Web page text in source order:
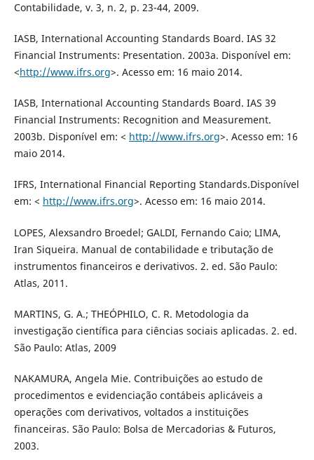
Contabilidade, v. 3, n. 2, p. 23-44, 2009.
IASB, International Accounting Standards Board. IAS 32
Financial Instruments: Presentation. 2003a. Disponível em:
<http://www.ifrs.org>. Acesso em: 16 maio 2014.
IASB, International Accounting Standards Board. IAS 39
Financial Instruments: Recognition and Measurement.
2003b. Disponível em: < http://www.ifrs.org>. Acesso em: 16
maio 2014.
IFRS, International Financial Reporting Standards.Disponível
em: < http://www.ifrs.org>. Acesso em: 16 maio 2014.
LOPES, Alexsandro Broedel; GALDI, Fernando Caio; LIMA,
Iran Siqueira. Manual de contabilidade e tributação de
instrumentos financeiros e derivativos. 2. ed. São Paulo:
Atlas, 2011.
MARTINS, G. A.; THEÓPHILO, C. R. Metodologia da
investigação científica para ciências sociais aplicadas. 2. ed.
São Paulo: Atlas, 2009
NAKAMURA, Angela Mie. Contribuições ao estudo de
procedimentos e evidenciação contábeis aplicáveis a
operações com derivativos, voltados a instituições
financeiras. São Paulo: Bolsa de Mercadorias & Futuros,
2003.